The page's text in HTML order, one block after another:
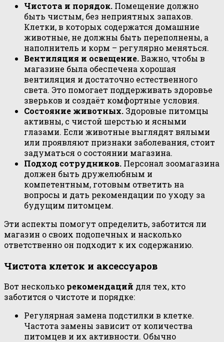
Чистота и порядок. Помещение должно
быть чистым, без неприятных запахов.
Клетки, в которых содержатся домашние
животные, не должны быть переполнены, а
наполнитель и корм – регулярно меняться.
Вентиляция и освещение.Важно, чтобы в
магазине была обеспечена хорошая
вентиляция и достаточно естественного
света. Это помогает поддерживать здоровье
зверьков и создаёт комфортные условия.
Состояние животных. Здоровые питомцы
активны, с чистой шерстью и ясными
глазами. Если животные выглядят вялыми
или проявляют признаки заболевания, стоит
задуматься о состоянии магазина.
Подход сотрудников. Персонал зоомагазина
должен быть дружелюбным и
компетентным, готовым ответить на
вопросы и дать рекомендации по уходу за
будущим питомцем.
Эти аспекты помогут определить, заботится ли
магазин о своих подопечных и насколько
ответственно он подходит к их содержанию.
Чистота клеток и аксессуаров
Вот несколько рекомендаций для тех, кто
заботится о чистоте и порядке:
Регулярная замена подстилки в клетке.
Частота замены зависит от количества
питомцев и их активности. Обычно